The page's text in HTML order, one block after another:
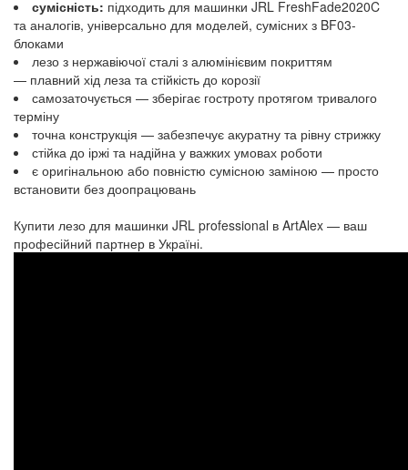
сумісність: підходить для машинки JRL FreshFade2020C
та аналогів, універсально для моделей, сумісних з BF03-
блоками
лезо з нержавіючої сталі з алюмінієвим покриттям
— плавний хід леза та стійкість до корозії
самозаточується — зберігає гостроту протягом тривалого
терміну
точна конструкція — забезпечує акуратну та рівну стрижку
стійка до іржі та надійна у важких умовах роботи
є оригінальною або повністю сумісною заміною — просто
встановити без доопрацювань
Купити лезо для машинки JRL professional в ArtAlex — ваш
професійний партнер в Україні.